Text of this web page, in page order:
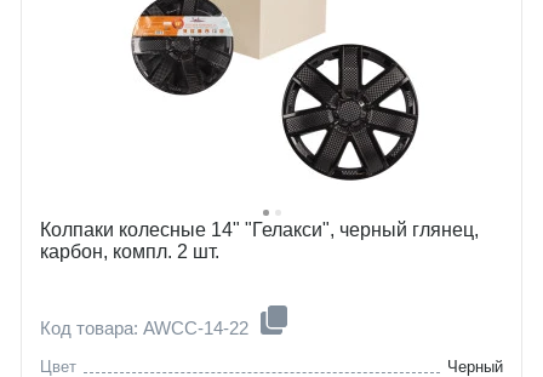
Колпаки колесные 14" "Гелакси", черный глянец,
карбон, компл. 2 шт.
Код товара: AWCC-14-22
Цвет
Черный